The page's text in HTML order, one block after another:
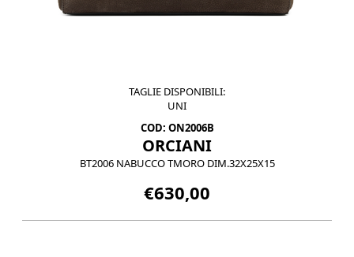
TAGLIE DISPONIBILI:
UNI
COD: ON2006B
ORCIANI
BT2006 NABUCCO TMORO DIM.32X25X15
€630,00